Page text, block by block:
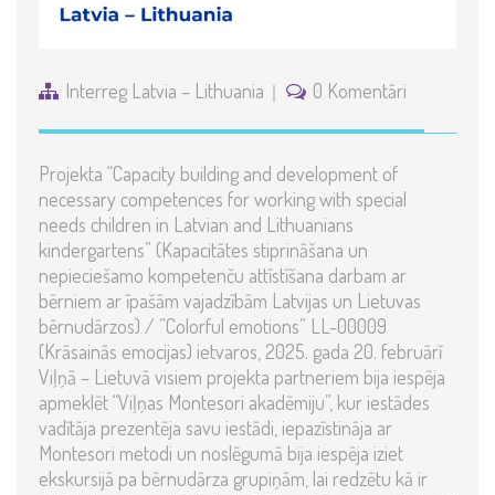
Interreg Latvia – Lithuania 0 Komentāri
Projekta “Capacity building and development of
necessary competences for working with special
needs children in Latvian and Lithuanians
kindergartens” (Kapacitātes stiprināšana un
nepieciešamo kompetenču attīstīšana darbam ar
bērniem ar īpašām vajadzībām Latvijas un Lietuvas
bērnudārzos) / ”Colorful emotions” LL-00009
(Krāsainās emocijas) ietvaros, 2025. gada 20. februārī
Viļņā – Lietuvā visiem projekta partneriem bija iespēja
apmeklēt “Viļņas Montesori akadēmiju”, kur iestādes
vadītāja prezentēja savu iestādi, iepazīstināja ar
Montesori metodi un noslēgumā bija iespēja iziet
ekskursijā pa bērnudārza grupiņām, lai redzētu kā ir